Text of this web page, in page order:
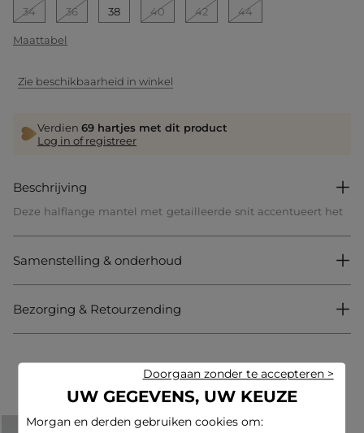
34 36 38 40 42 44
Maattabel
Zie beschikbaarheid in winkel
Verdien 69 hartjes met dit product
Log in of registreer
Beschrijving
Deze halflange mantel met getailleerde snit accentueert het
voor een moderne elegantie en verlengt visueel de lijnen. Met
resoluut hedendaagse vrouwelijkheid.
Halflange mantel
Met knopen
Look ideeën
Samenstelling & onderhoud
Bezorging & Retourzending
Maak uw look compleet
UW GEGEVENS, UW KEUZE
Morgan en derden gebruiken cookies om:
Doorgaan zonder te accepteren >